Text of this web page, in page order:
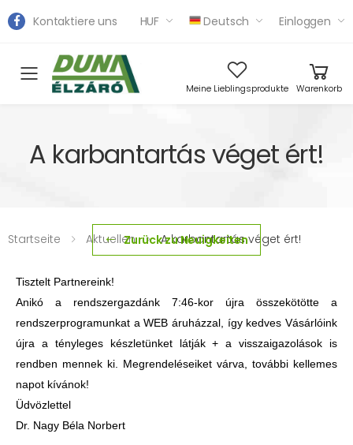
Kontaktiere uns HUF Deutsch Einloggen
Toggle mobile menu
Meine Lieblingsprodukte Warenkorb
A karbantartás véget ért!
Startseite Aktuellen A karbantartás véget ért!
Zurück zu Neuigkeiten
Tisztelt Partnereink!
Anikó a rendszergazdánk 7:46-kor újra összekötötte a
rendszerprogramunkat a WEB áruházzal, így kedves Vásárlóink
újra a tényleges készletünket látják + a visszaigazolások is
rendben mennek ki. Megrendeléseiket várva, további kellemes
napot kívánok!
Üdvözlettel
Dr. Nagy Béla Norbert